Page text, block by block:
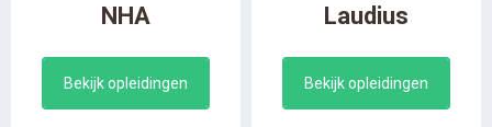
NHA
Bekijk opleidingen
Laudius
Bekijk opleidingen